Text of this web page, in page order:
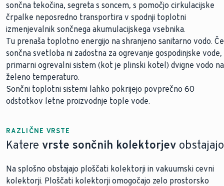
sončna tekočina, segreta s soncem, s pomočjo cirkulacijske
črpalke neposredno transportira v spodnji toplotni
izmenjevalnik sončnega akumulacijskega vsebnika.
Tu prenaša toplotno energijo na shranjeno sanitarno vodo. Če
sončna svetloba ni zadostna za ogrevanje gospodinjske vode,
primarni ogrevalni sistem (kot je plinski kotel) dvigne vodo na
želeno temperaturo.
Sončni toplotni sistemi lahko pokrijejo povprečno 60
odstotkov letne proizvodnje tople vode.
RAZLIČNE VRSTE
Katere vrste sončnih kolektorjev
Na splošno obstajajo ploščati kolektorji in vakuumski cevni
kolektorji. Ploščati kolektorji omogočajo zelo prostorsko